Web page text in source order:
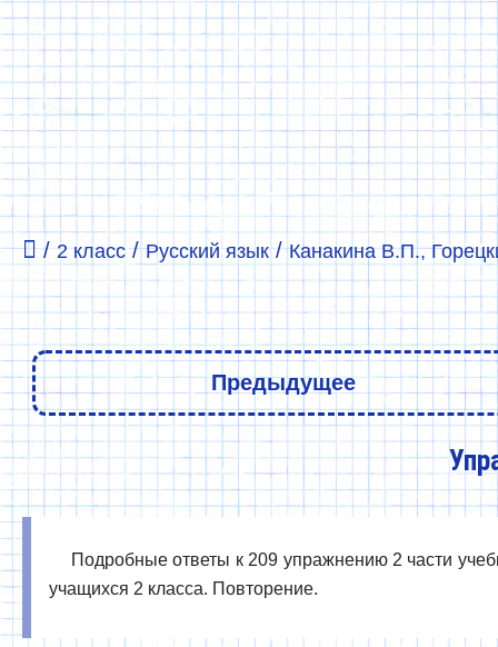
/ 2 класс/Русский язык/Канакина В.П.,
Предыдущее
Подробные ответы к 209 упражнению 2 части
учащихся 2 класса. Повторение.